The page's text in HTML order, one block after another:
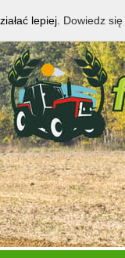
lepiej. Dowiedz